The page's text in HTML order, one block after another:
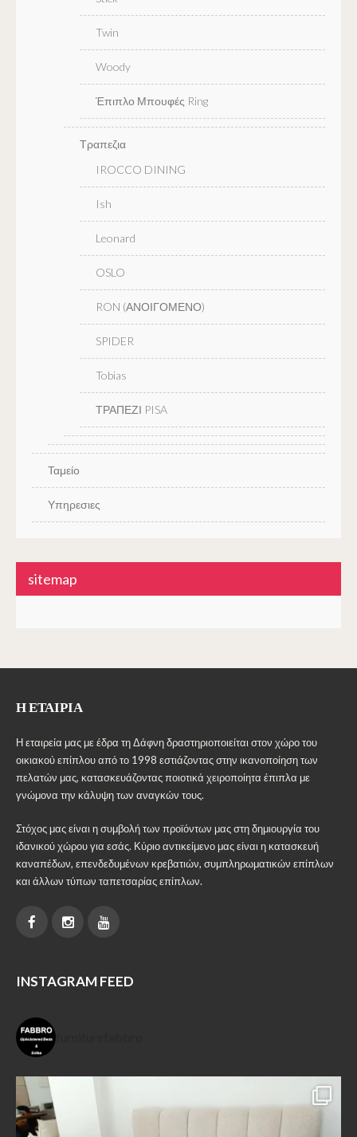
Twin
Woody
Έπιπλο Μπουφές Ring
Τραπεζια
IROCCO DINING
Ish
Leonard
OSLO
RON (ΑΝΟΙΓΟΜΕΝΟ)
SPIDER
Tobias
ΤΡΑΠΕΖΙ PISA
Ταμείο
Υπηρεσιες
sitemap
Η ΕΤΑΙΡΊΑ
Η εταιρεία μας με έδρα τη Δάφνη δραστηριοποιείται στον χώρο του
οικιακού επίπλου από το 1998 εστιάζοντας στην ικανοποίηση των
πελατών μας, κατασκευάζοντας ποιοτικά χειροποίητα έπιπλα με
γνώμονα την κάλυψη των αναγκών τους.
Στόχος μας είναι η συμβολή των προϊόντων μας στη δημιουργία του
ιδανικού χώρου για εσάς. Κύριο αντικείμενο μας είναι η κατασκευή
καναπέδων, επενδεδυμένων κρεβατιών, συμπληρωματικών επίπλων
και άλλων τύπων ταπετσαρίας επίπλων.
INSTAGRAM FEED